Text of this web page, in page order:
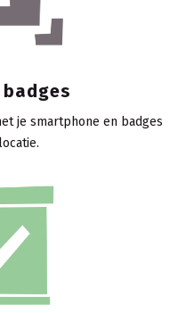
je smartphone en badges